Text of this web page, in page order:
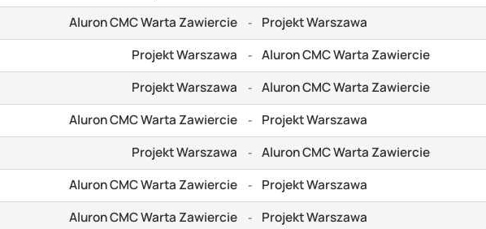
Aluron CMC Warta Zawiercie - Projekt Warszawa
Projekt Warszawa - Aluron CMC Warta Zawiercie
Projekt Warszawa - Aluron CMC Warta Zawiercie
Aluron CMC Warta Zawiercie - Projekt Warszawa
Projekt Warszawa - Aluron CMC Warta Zawiercie
Aluron CMC Warta Zawiercie - Projekt Warszawa
Aluron CMC Warta Zawiercie - Projekt Warszawa